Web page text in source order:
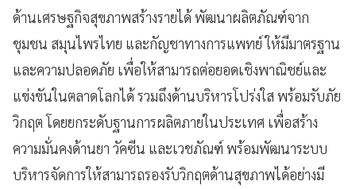
ด้านเศรษฐกิจสุขภาพสร้างรายได้ พัฒนาผลิตภัณฑ์จาก
ชุมชน สมุนไพรไทย และกัญชาทางการแพทย์ ให้มีมาตรฐาน
และความปลอดภัย เพื่อให้สามารถต่อยอดเชิงพาณิชย์และ
แข่งขันในตลาดโลกได้ รวมถึงด้านบริหารโปร่งใส พร้อมรับภัย
วิกฤต โดยยกระดับฐานการผลิตภายในประเทศ เพื่อสร้าง
ความมั่นคงด้านยา วัคซีน และเวชภัณฑ์ พร้อมพัฒนาระบบ
บริหารจัดการให้สามารถรองรับวิกฤตด้านสุขภาพได้อย่างมี